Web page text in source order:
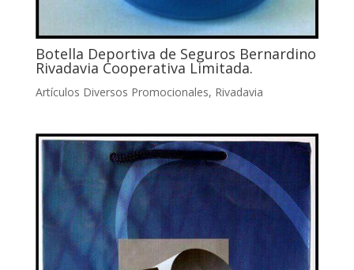
Botella Deportiva de Seguros Bernardino
Rivadavia Cooperativa Limitada.
Artículos Diversos Promocionales, Rivadavia